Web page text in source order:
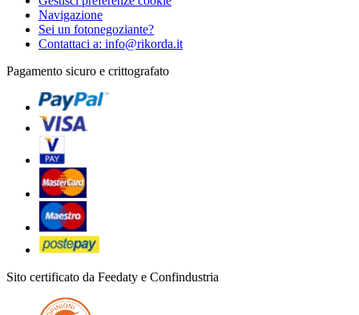
Navigazione
Sei un fotonegoziante?
Contattaci a: info@rikorda.it
Pagamento sicuro e crittografato
Sito certificato da Feedaty e Confindustria